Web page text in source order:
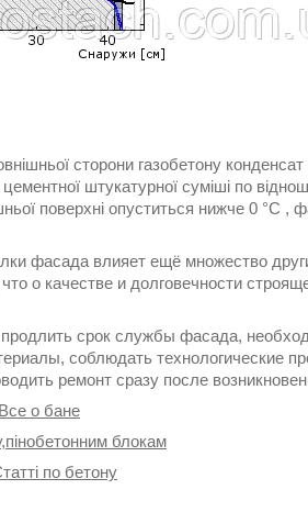
сторони газобетону
штукатурної суміші по
поверхні опуститься нижче 0 °C ,
фасада влияет ещё множество
о качестве и долговечности
срок службы фасада,
соблюдать технологические
ремонт сразу после
о бане
блокам
по бетону